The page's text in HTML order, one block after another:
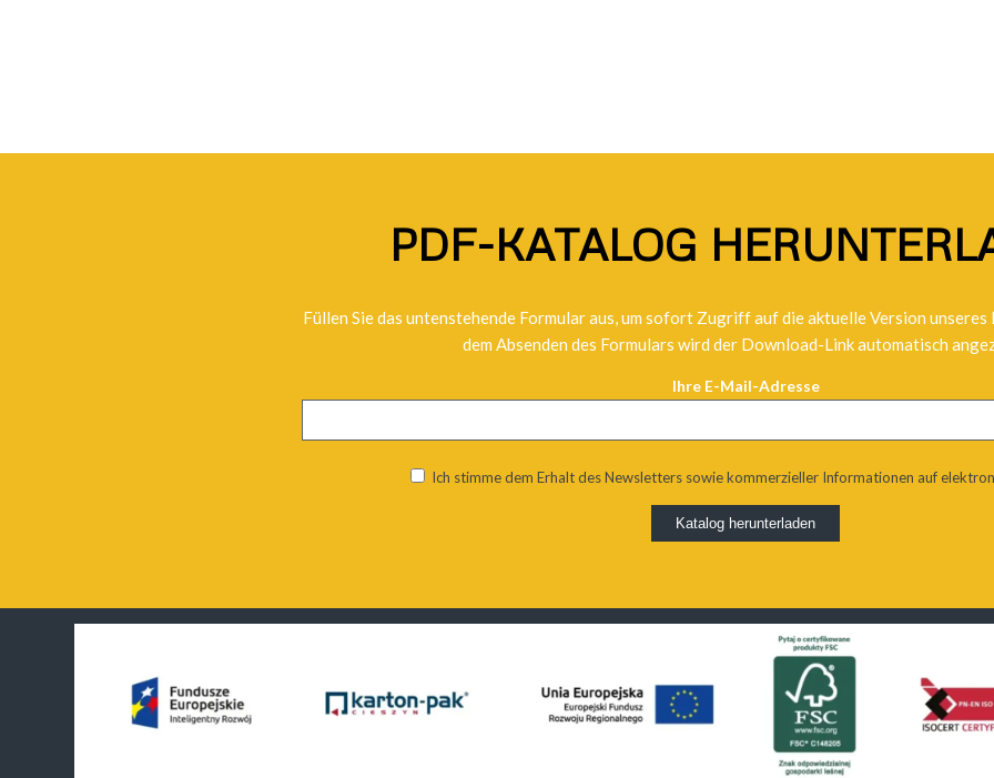
PDF-KATALOG
Füllen Sie das untenstehende Formular aus, um sofort Zugriff auf die aktuelle Version
dem Absenden des Formulars wird der Download-Link automatisch
Ihre E-Mail-Adresse
Ich stimme dem Erhalt des Newsletters sowie kommerzieller Informationen auf